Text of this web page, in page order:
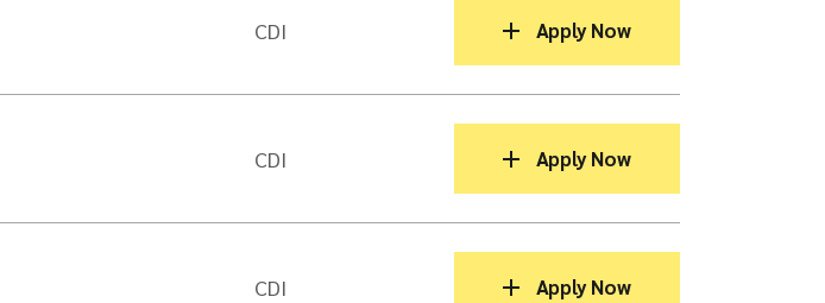
CDI Apply Now
CDI Apply Now
CDI Apply Now